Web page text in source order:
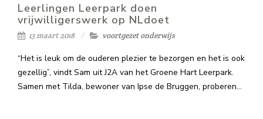
Leerlingen Leerpark doen
vrijwilligerswerk op NLdoet
13 maart 2018 voortgezet onderwijs
“Het is leuk om de ouderen plezier te bezorgen en het is ook
gezellig”, vindt Sam uit J2A van het Groene Hart Leerpark.
Samen met Tilda, bewoner van Ipse de Bruggen, proberen…